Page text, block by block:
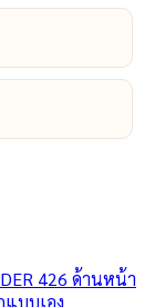
แบบเอง